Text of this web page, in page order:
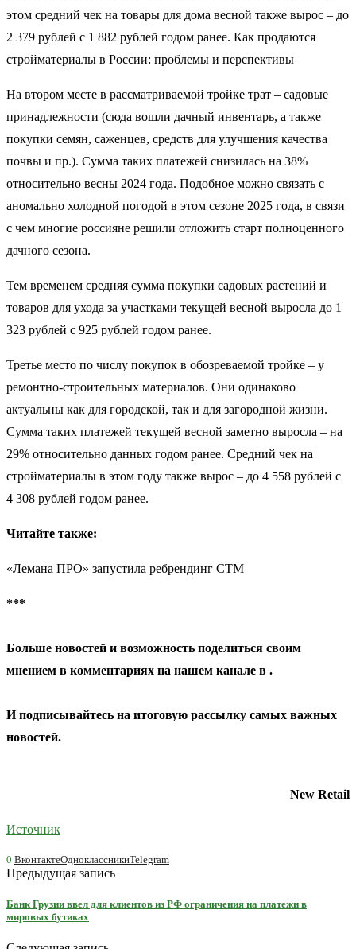
этом средний чек на товары для дома весной также вырос – до
2 379 рублей с 1 882 рублей годом ранее. Как продаются
стройматериалы в России: проблемы и перспективы
На втором месте в рассматриваемой тройке трат – садовые
принадлежности (сюда вошли дачный инвентарь, а также
покупки семян, саженцев, средств для улучшения качества
почвы и пр.). Сумма таких платежей снизилась на 38%
относительно весны 2024 года. Подобное можно связать с
аномально холодной погодой в этом сезоне 2025 года, в связи
с чем многие россияне решили отложить старт полноценного
дачного сезона.
Тем временем средняя сумма покупки садовых растений и
товаров для ухода за участками текущей весной выросла до 1
323 рублей с 925 рублей годом ранее.
Третье место по числу покупок в обозреваемой тройке – у
ремонтно-строительных материалов. Они одинаково
актуальны как для городской, так и для загородной жизни.
Сумма таких платежей текущей весной заметно выросла – на
29% относительно данных годом ранее. Средний чек на
стройматериалы в этом году также вырос – до 4 558 рублей с
4 308 рублей годом ранее.
Читайте также:
«Лемана ПРО» запустила ребрендинг СТМ
***
Больше новостей и возможность поделиться своим
мнением в комментариях на нашем канале в .
Иподписывайтесь на итоговую рассылку самых важных
новостей.
New Retail
Источник
0 ВконтактеОдноклассникиTelegram
Предыдущая запись
Банк Грузии ввел для клиентов из РФ ограничения на платежи в
мировых бутиках